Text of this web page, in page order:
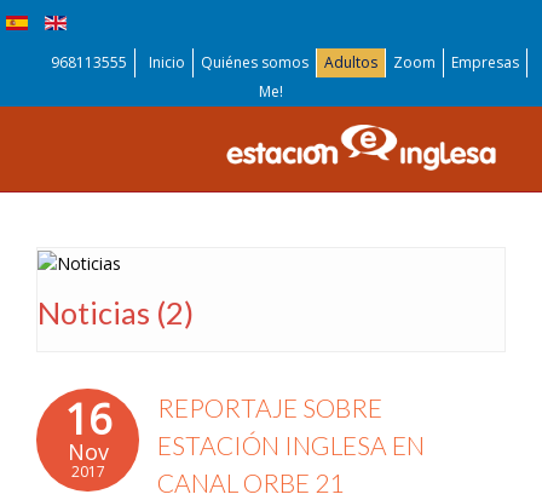
968113555 Inicio Quiénes somos Adultos Zoom
Empresas
Me!
Noticias (2)
16
Nov
2017
REPORTAJE SOBRE
ESTACIÓN INGLESA EN
CANAL ORBE 21